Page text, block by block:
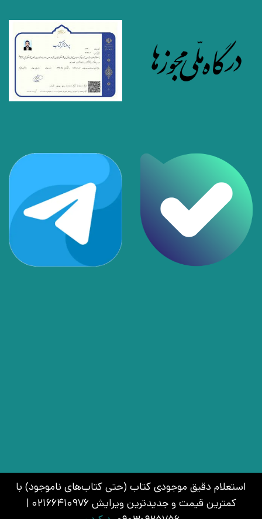
استعلام دقیق موجودی کتاب (حتی کتاب‌های ناموجود) با
کمترین قیمت و جدیدترین ویرایش 02166410976 |